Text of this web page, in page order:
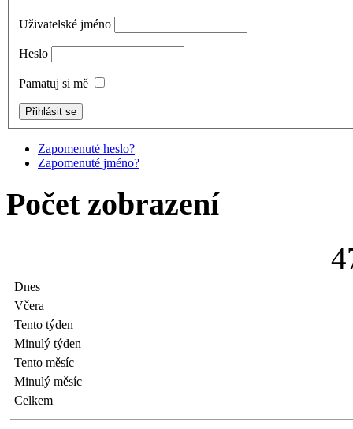
Uživatelské jméno
Heslo
Pamatuj si mě
Zapomenuté heslo?
Zapomenuté jméno?
Počet zobrazení
4
Dnes
Včera
Tento týden
Minulý týden
Tento měsíc
Minulý měsíc
Celkem